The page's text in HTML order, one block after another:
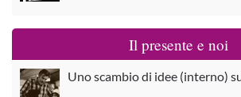
Il presente e noi
Uno scambio di idee (interno)